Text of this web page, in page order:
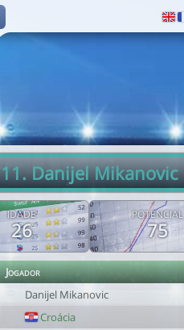
11. Danijel Mikanovic
IDADE
26
POTENCIAL
75
Jogador
Danijel Mikanovic
Croácia